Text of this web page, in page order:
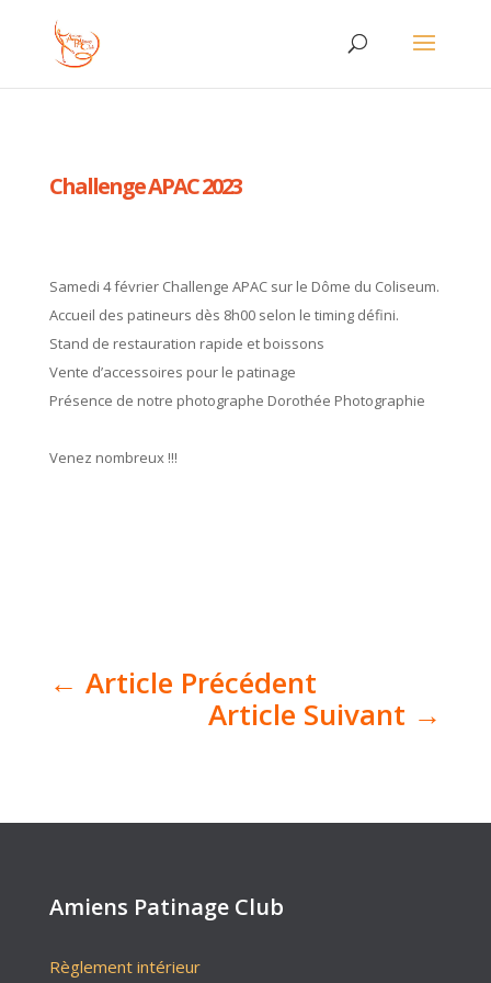
Challenge APAC 2023
Samedi 4 février Challenge APAC sur le Dôme du Coliseum.
Accueil des patineurs dès 8h00 selon le timing défini.
Stand de restauration rapide et boissons
Vente d’accessoires pour le patinage
Présence de notre photographe Dorothée Photographie
Venez nombreux !!!
← Article Précédent
Article Suivant →
Amiens Patinage Club
Règlement intérieur